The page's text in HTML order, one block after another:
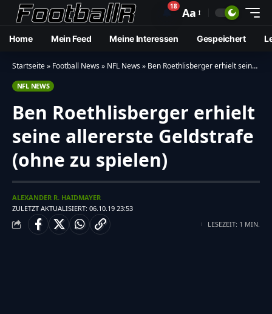
🔔18 Aa
Home Mein Feed Meine Interessen Gespeichert
Startseite» Football News» NFL News» Ben Roethlisberger erhielt seine allererste Geldstrafe (ohne zu spielen)
NFL NEWS
Ben Roethlisberger erhielt
seine allererste Geldstrafe
(ohne zu spielen)
ZULETZT AKTUALISIERT: 06.10.19 23:53
ALEXANDER R. HAIDMAYER
LESEZEIT: 1 MIN.